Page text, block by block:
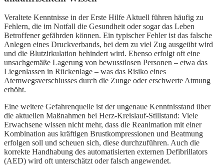
Veraltete Kenntnisse in der Erste Hilfe Aktuell führen häufig zu
Fehlern, die im Notfall die Gesundheit oder sogar das Leben
Betroffener gefährden können. Ein typischer Fehler ist das falsche
Anlegen eines Druckverbands, bei dem zu viel Zug ausgeübt wird
und die Blutzirkulation behindert wird. Ebenso erfolgt oft eine
unsachgemäße Lagerung von bewusstlosen Personen – etwa das
Liegenlassen in Rückenlage – was das Risiko eines
Atemwegsverschlusses durch die Zunge oder erschwerte Atmung
erhöht.
Eine weitere Gefahrenquelle ist der ungenaue Kenntnisstand über
die aktuellen Maßnahmen bei Herz-Kreislauf-Stillstand: Viele
Erwachsene wissen nicht mehr, dass die Reanimation mit einer
Kombination aus kräftigen Brustkompressionen und Beatmung
erfolgen soll und scheuen sich, diese durchzuführen. Auch die
korrekte Handhabung des automatisierten externen Defibrillators
(AED) wird oft unterschätzt oder falsch angewendet.